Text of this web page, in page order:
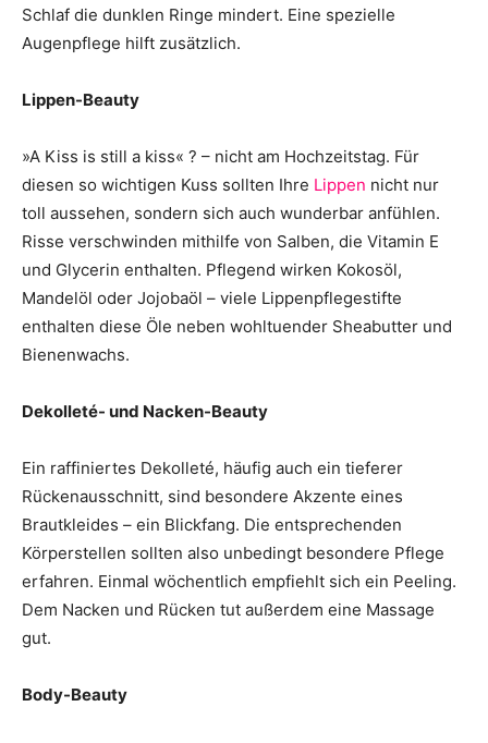
Schlaf die dunklen Ringe mindert. Eine spezielle
Augenpflege hilft zusätzlich.
Lippen-Beauty
»A Kiss is still a kiss« ? – nicht am Hochzeitstag. Für
diesen so wichtigen Kuss sollten Ihre Lippen nicht nur
toll aussehen, sondern sich auch wunderbar anfühlen.
Risse verschwinden mithilfe von Salben, die Vitamin E
und Glycerin enthalten. Pflegend wirken Kokosöl,
Mandel­öl oder Jojobaöl – viele Lippenpflegestifte
enthalten diese Öle neben wohltuender Sheabutter und
Bienenwachs.
Dekolleté- und Nacken-Beauty
Ein raffiniertes Dekolleté, häufig auch ein tieferer
Rückenausschnitt, sind besondere Akzente eines
Brautkleides – ein Blickfang. Die entsprechenden
Körperstellen sollten also unbedingt besondere Pflege
erfahren. Einmal wöchentlich empfiehlt sich ein Peeling.
Dem Nacken und Rücken tut außerdem eine Massage
gut.
Body-Beauty